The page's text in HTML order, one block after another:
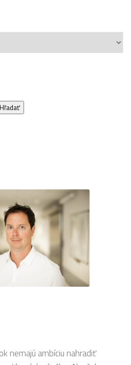
Hľadať
nemajú ambíciu nahradiť